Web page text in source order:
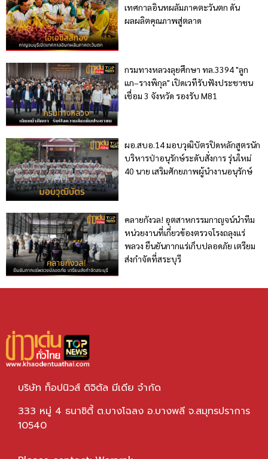
เทศกาลอินทผลัมภาคตะวันตก ดัน
ผลผลิตคุณภาพสู่ตลาด
กรมทางหลวงลุยศึกษา ทล.3394 "ลูก
แก–รางพิกุล" เปิดเวทีรับฟังประชาชน
เชื่อม 3 จังหวัด รองรับ M81
ผอ.สบอ.14 มอบวุฒิบัตรปิดหลักสูตรนัก
บริหารป่าอนุรักษ์ระดับสั่งการ รุ่นใหม่
40 นาย เสริมศักยภาพผู้นำงานอนุรักษ์
คลายกังวล! อุตสาหกรรมกาญจน์นำทีม
หน่วยงานที่เกี่ยวข้องตรวจโรงถลุงแร่
พลวง ยืนยันกากแร่เก็บปลอดภัย เตรียม
ส่งกำจัดที่สระบุรี
บริษัท ท็อปนิวส์ ดิจิตัล มีเดีย จำกัด
333 หมู่ 4 ธนาซิตี้ ต.บางโฉลง อ.บางพลี จ.สมุทรปราการ
10540